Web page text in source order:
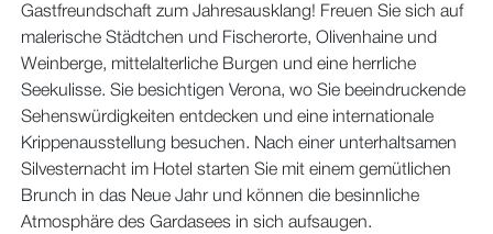
Gastfreundschaft zum Jahresausklang! Freuen Sie sich auf
malerische Städtchen und Fischerorte, Olivenhaine und
Weinberge, mittelalterliche Burgen und eine herrliche
Seekulisse. Sie besichtigen Verona, wo Sie beeindruckende
Sehenswürdigkeiten entdecken und eine internationale
Krippenausstellung besuchen. Nach einer unterhaltsamen
Silvesternacht im Hotel starten Sie mit einem gemütlichen
Brunch in das Neue Jahr und können die besinnliche
Atmosphäre des Gardasees in sich aufsaugen.